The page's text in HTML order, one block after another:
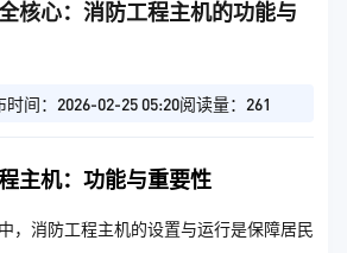
核心：消防工程主机的功能与
时间：2026-02-25 05:20阅读量：261
主机：功能与重要性
，消防工程主机的设置与运行是保障居民